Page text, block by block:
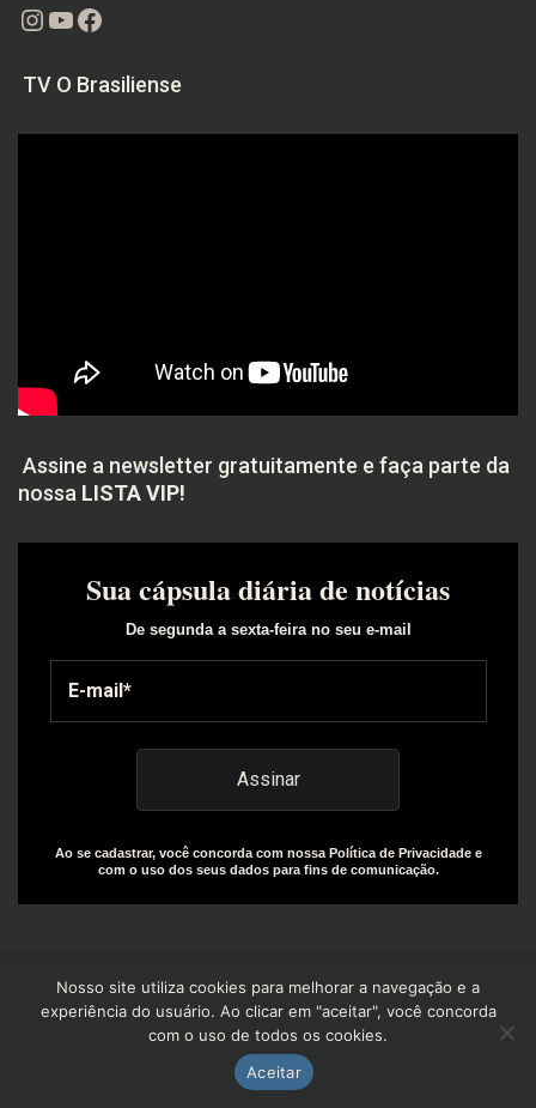
Instagram
Youtube
Facebook
TV O Brasiliense
Assine a newsletter gratuitamente e faça parte da
nossa LISTA VIP!
Sua cápsula diária de notícias
De segunda a sexta-feira no seu e-mail
Ao se cadastrar, você concorda com nossa Política de Privacidade e
com o uso dos seus dados para fins de comunicação.
Copyright© 2025 | Design by: The Everly Growth Agency |
Powered by: R+W Capital
Nosso site utiliza cookies para melhorar a navegação e a
experiência do usuário. Ao clicar em "aceitar", você concorda
com o uso de todos os cookies.
Aceitar